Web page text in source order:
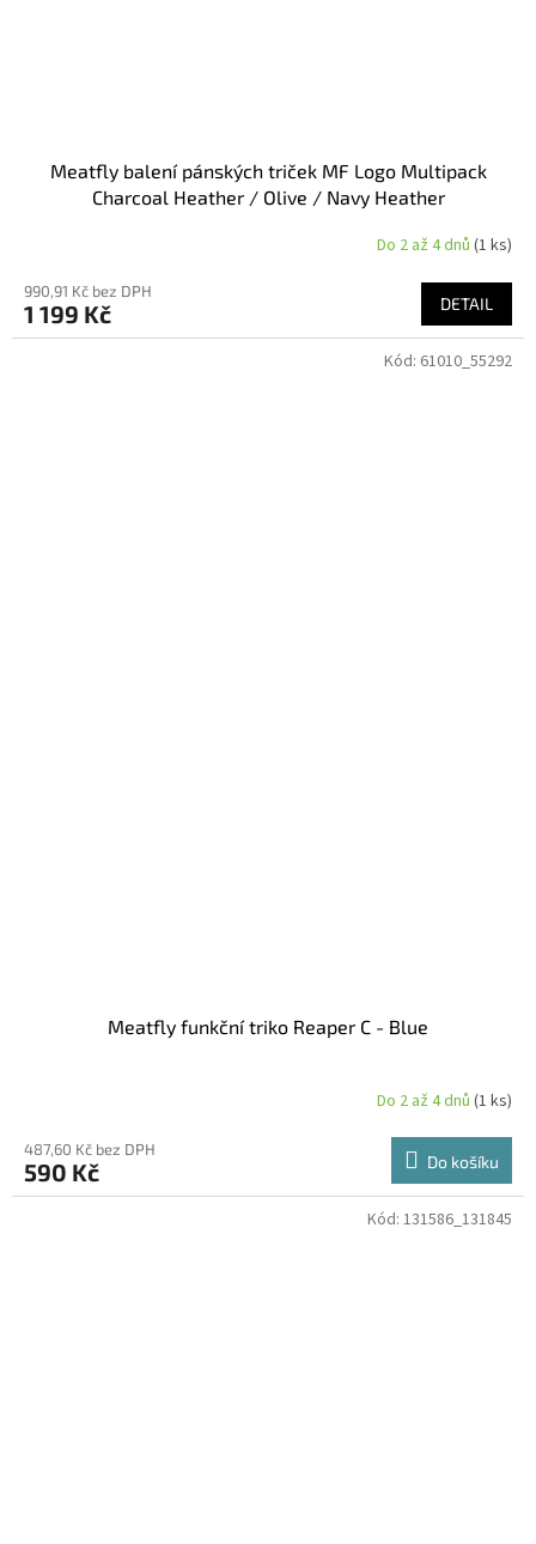
Meatfly balení pánských triček MF Logo Multipack
Charcoal Heather / Olive / Navy Heather
Do 2 až 4 dnů (1 ks)
990,91 Kč bez DPH
1 199 Kč DETAIL
Meatfly funkční triko Reaper C - Blue
Do 2 až 4 dnů (1 ks)
487,60 Kč bez DPH
590 Kč Do košíku
Kód: 61010_55292
Kód: 131586_131845